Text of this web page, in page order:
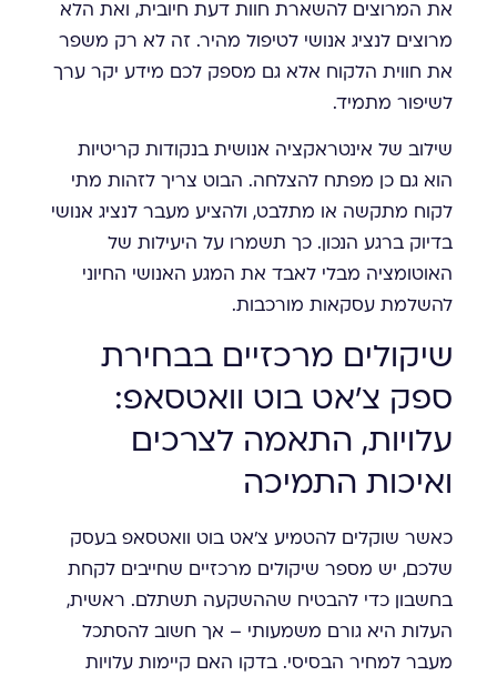
את המרוצים להשארת חוות דעת חיובית, ואת הלא
מרוצים לנציג אנושי לטיפול מהיר. זה לא רק משפר
את חווית הלקוח אלא גם מספק לכם מידע יקר ערך
לשיפור מתמיד.
שילוב של אינטראקציה אנושית בנקודות קריטיות
הוא גם כן מפתח להצלחה. הבוט צריך לזהות מתי
לקוח מתקשה או מתלבט, ולהציע מעבר לנציג אנושי
בדיוק ברגע הנכון. כך תשמרו על היעילות של
האוטומציה מבלי לאבד את המגע האנושי החיוני
להשלמת עסקאות מורכבות.
שיקולים מרכזיים בבחירת
ספק צ'אט בוט וואטסאפ:
עלויות, התאמה לצרכים
ואיכות התמיכה
כאשר שוקלים להטמיע צ'אט בוט וואטסאפ בעסק
שלכם, יש מספר שיקולים מרכזיים שחייבים לקחת
בחשבון כדי להבטיח שההשקעה תשתלם. ראשית,
העלות היא גורם משמעותי – אך חשוב להסתכל
מעבר למחיר הבסיסי. בדקו האם קיימות עלויות